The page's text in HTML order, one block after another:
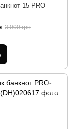
15 PRO
3 000 грн